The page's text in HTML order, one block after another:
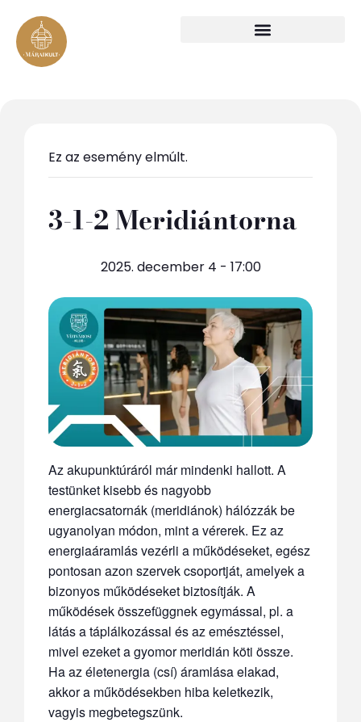
Ez az esemény elmúlt.
3-1-2 Meridiántorna
2025. december 4 - 17:00
Az akupunktúráról már mindenki hallott. A
testünket kisebb és nagyobb
energiacsatornák (meridiánok) hálózzák be
ugyanolyan módon, mint a vérerek. Ez az
energiaáramlás vezérli a működéseket, egész
pontosan azon szervek csoportját, amelyek a
bizonyos működéseket biztosítják. A
működések összefüggnek egymással, pl. a
látás a táplálkozással és az emésztéssel,
mivel ezeket a gyomor meridián köti össze.
Ha az életenergia (csí) áramlása elakad,
akkor a működésekben hiba keletkezik,
vagyis megbetegszünk.